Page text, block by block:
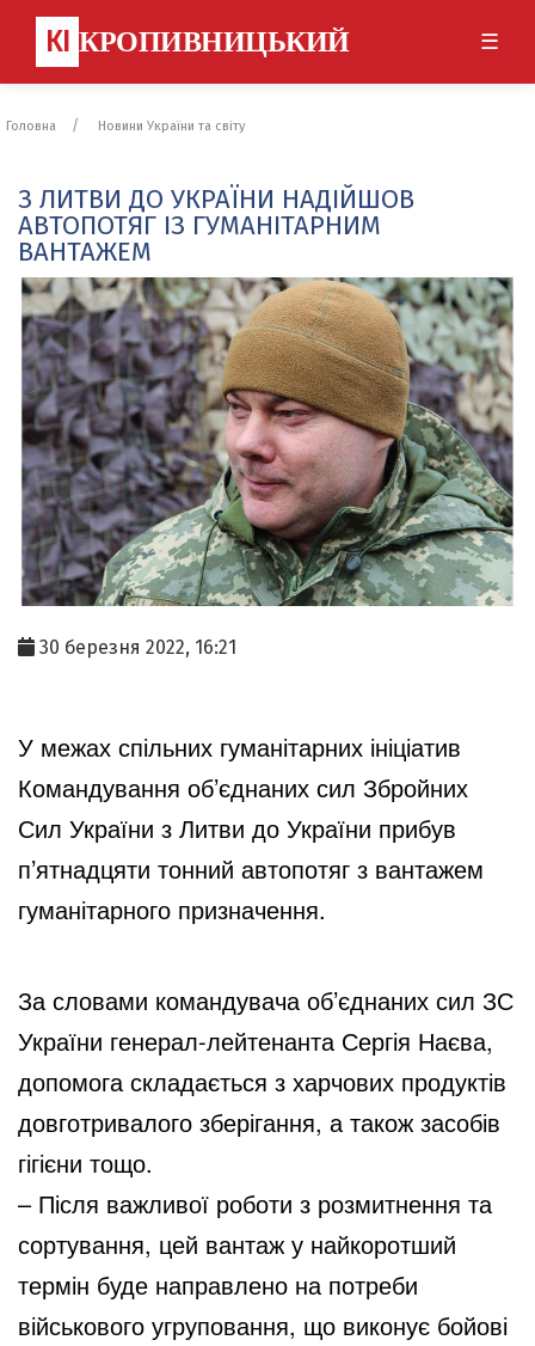
КІ КРОПИВНИЦЬКИЙ ☰
Головна Новини України та світу
З ЛИТВИ ДО УКРАЇНИ НАДІЙШОВ
АВТОПОТЯГ ІЗ ГУМАНІТАРНИМ
ВАНТАЖЕМ
30 березня 2022, 16:21
У межах спільних гуманітарних ініціатив
Командування об’єднаних сил Збройних
Сил України з Литви до України прибув
п’ятнадцяти тонний автопотяг з вантажем
гуманітарного призначення.
За словами командувача об’єднаних сил ЗС
України генерал-лейтенанта Сергія Наєва,
допомога складається з харчових продуктів
довготривалого зберігання, а також засобів
гігієни тощо.
– Після важливої роботи з розмитнення та
сортування, цей вантаж у найкоротший
термін буде направлено на потреби
військового угруповання, що виконує бойові